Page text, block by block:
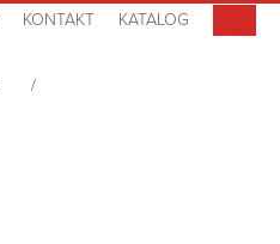
KONTAKT KATALOG